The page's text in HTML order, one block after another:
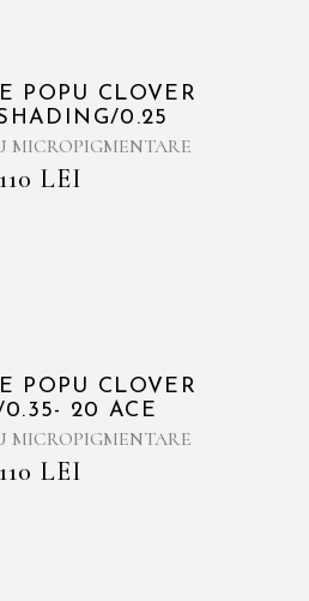
POPU CLOVER
0.25
MICROPIGMENTARE
110 LEI
POPU CLOVER
0.35- 20 ACE
MICROPIGMENTARE
110 LEI